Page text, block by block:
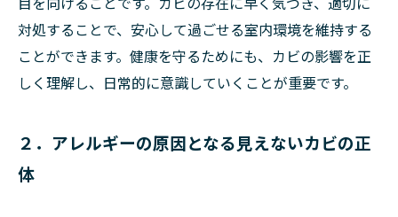
対処することで、安心して過ごせる室内環境を維持する
ことができます。健康を守るためにも、カビの影響を正
しく理解し、日常的に意識していくことが重要です。
２．アレルギーの原因となる見えないカビの正
体